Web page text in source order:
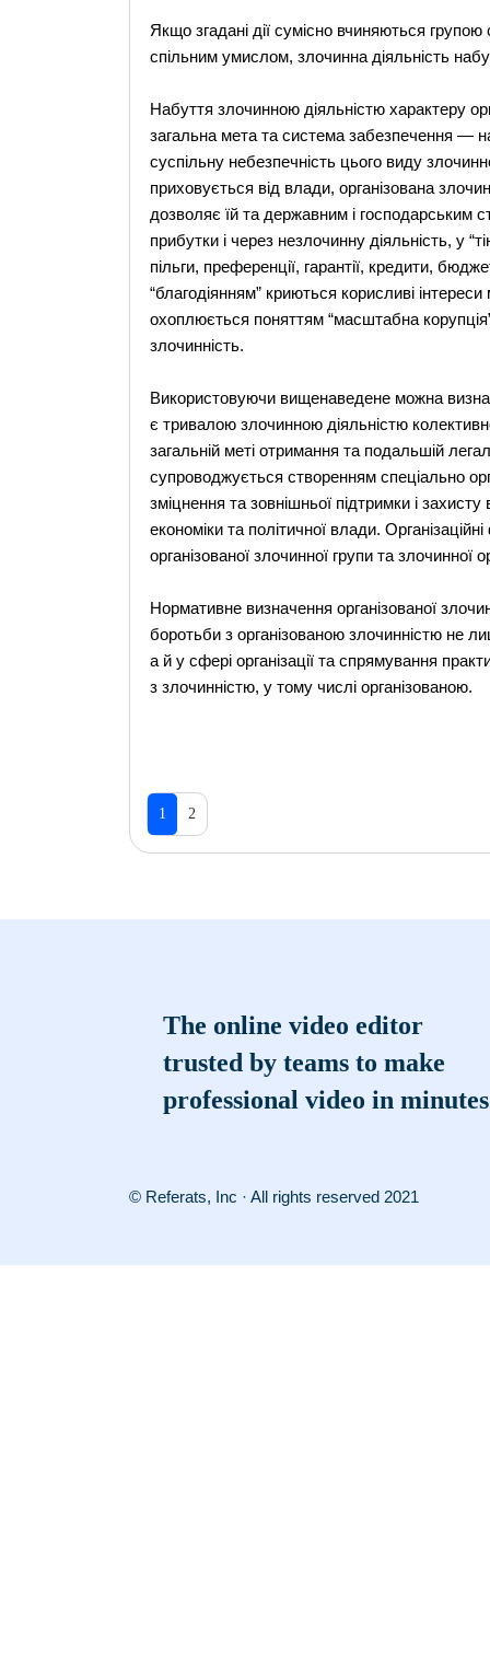
Якщо згадані дії сумісно вчиняються
спільним умислом, злочинна діяльність
Набуття злочинною діяльністю характеру
загальна мета та система забезпечення —
суспільну небезпечність цього виду
приховується від влади, організована
дозволяє їй та державним і господарським
прибутки і через незлочинну діяльність, у
пільги, преференції, гарантії, кредити,
“благодіянням” криються корисливі
охоплюється поняттям “масштабна
злочинність.
Використовуючи вищенаведене можна
є тривалою злочинною діяльністю
загальній меті отримання та подальшій
супроводжується створенням спеціально
зміцнення та зовнішньої підтримки і
економіки та політичної влади.
організованої злочинної групи та злочинної
Нормативне визначення організованої
боротьби з організованою злочинністю не
а й у сфері організації та спрямування
з злочинністю, у тому числі організованою.
1 2
The online video editor
trusted by teams to make
professional video in minutes
© Referats, Inc · All rights reserved 2021